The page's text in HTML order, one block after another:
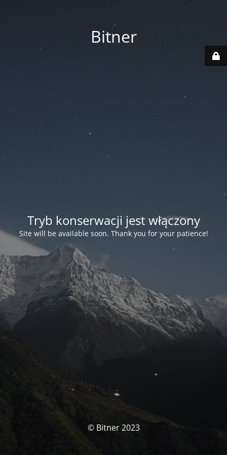
Bitner
Tryb konserwacji jest włączony
Site will be available soon. Thank you for your patience!
© Bitner 2023